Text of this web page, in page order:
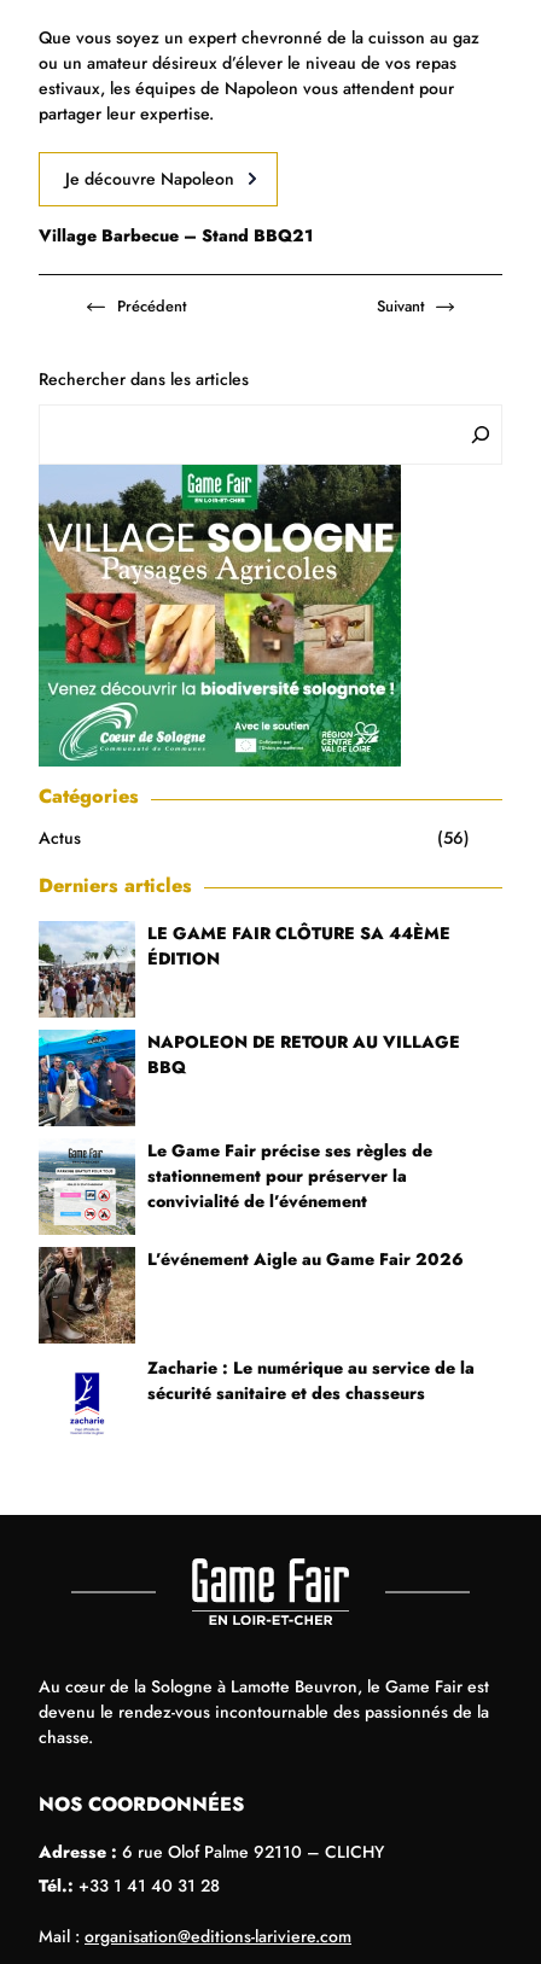
Que vous soyez un expert chevronné de la cuisson au gaz
ou un amateur désireux d’élever le niveau de vos repas
estivaux, les équipes de Napoleon vous attendent pour
partager leur expertise.
Je découvre Napoleon
Village Barbecue – Stand BBQ21
Précédent Suivant
Rechercher dans les articles
Catégories
Actus (56)
Derniers articles
LE GAME FAIR CLÔTURE SA 44ÈME
ÉDITION
NAPOLEON DE RETOUR AU VILLAGE
BBQ
Le Game Fair précise ses règles de
stationnement pour préserver la
convivialité de l’événement
L’événement Aigle au Game Fair 2026
Zacharie : Le numérique au service de la
sécurité sanitaire et des chasseurs
Au cœur de la Sologne à Lamotte Beuvron, le Game Fair est
devenu le rendez-vous incontournable des passionnés de la
chasse.
NOS COORDONNÉES
Adresse : 6 rue Olof Palme 92110 – CLICHY
Tél.: +33 1 41 40 31 28
Mail : organisation@editions-lariviere.com